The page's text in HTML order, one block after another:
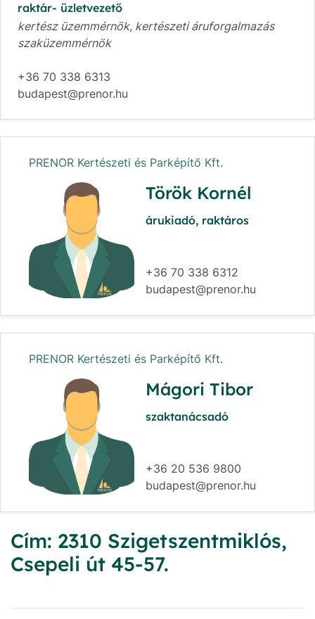
raktár- üzletvezető
kertész üzemmérnök, kertészeti áruforgalmazás
szaküzemmérnök
+36 70 338 6313
budapest@prenor.hu
PRENOR Kertészeti és Parképítő Kft.
Török Kornél
árukiadó, raktáros
+36 70 338 6312
budapest@prenor.hu
PRENOR Kertészeti és Parképítő Kft.
Mágori Tibor
szaktanácsadó
+36 20 536 9800
budapest@prenor.hu
Cím: 2310 Szigetszentmiklós,
Csepeli út 45-57.